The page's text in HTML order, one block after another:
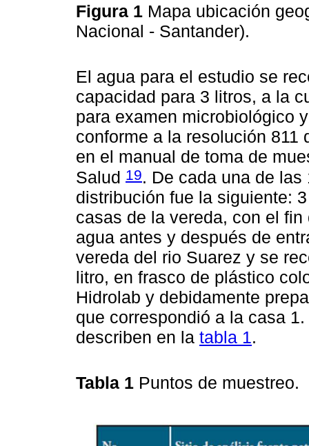
Figura 1 Mapa ubicación
Nacional - Santander).
El agua para el estudio se
capacidad para 3 litros, a la
para examen microbiológico
conforme a la resolución
en el manual de toma de
Salud 19. De cada una de
distribución fue la siguiente:
casas de la vereda, con el
agua antes y después de
vereda del rio Suarez y se
litro, en frasco de plástico
Hidrolab y debidamente
que correspondió a la casa
describen en la tabla 1.
Tabla 1 Puntos de muestreo.